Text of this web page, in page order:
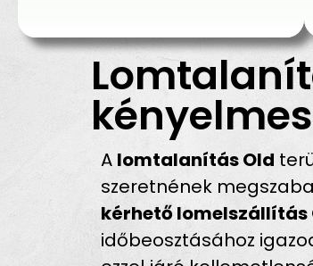
A lomtalanítás Old
szeretnének
kérhető lomelszállítás
időbeosztásához